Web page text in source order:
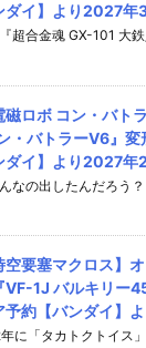
ダイ】より2027年
超合金魂 GX-101 大
磁ロボ コン・バト
・バトラーV6』
ダイ】より2027年
なの出したんだろう？
空要塞マクロス】
VF-1J バルキリー
予約【バンダイ】
に「タカトクトイス